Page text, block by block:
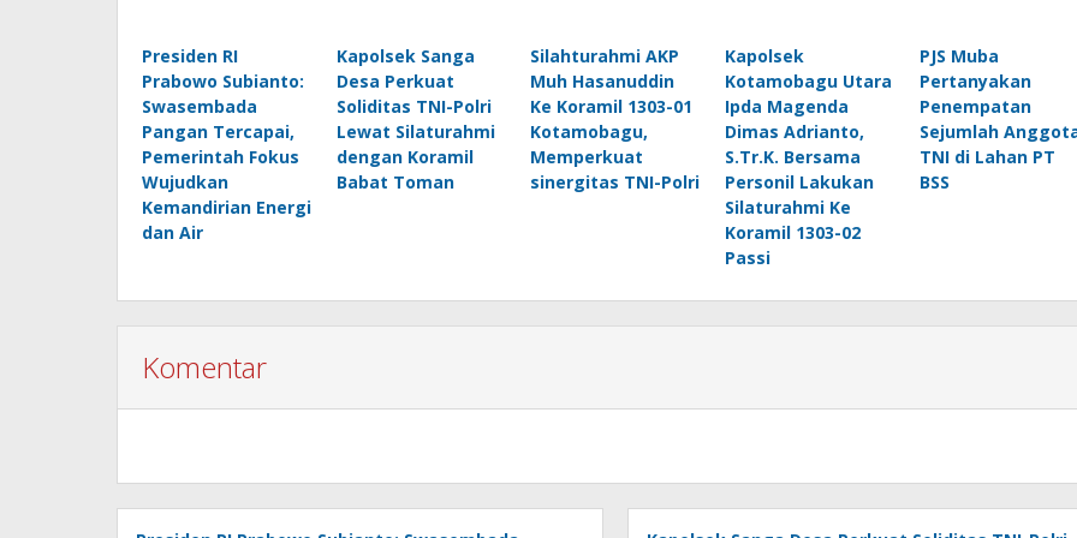
Presiden RI
Prabowo Subianto:
Swasembada
Pangan Tercapai,
Pemerintah Fokus
Wujudkan
Kemandirian Energi
dan Air
Kapolsek Sanga
Desa Perkuat
Soliditas TNI-Polri
Lewat Silaturahmi
dengan Koramil
Babat Toman
Silahturahmi AKP
Muh Hasanuddin
Ke Koramil 1303-01
Kotamobagu,
Memperkuat
sinergitas TNI-Polri
Kapolsek
Kotamobagu Utara
Ipda Magenda
Dimas Adrianto,
S.Tr.K. Bersama
Personil Lakukan
Silaturahmi Ke
Koramil 1303-02
Passi
PJS Muba
Pertanyakan
Penempatan
Sejumlah
TNI di Lahan PT
BSS
Komentar